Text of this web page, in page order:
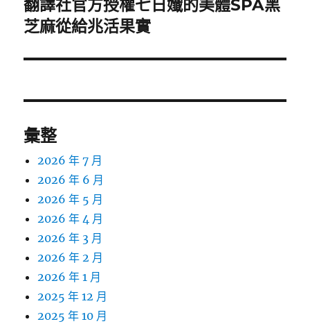
下
一
文
翻譯社官方授權七日孅的美體SPA黑
芝麻從給兆活果實
彙整
2026 年 7 月
2026 年 6 月
2026 年 5 月
2026 年 4 月
2026 年 3 月
2026 年 2 月
2026 年 1 月
2025 年 12 月
2025 年 10 月